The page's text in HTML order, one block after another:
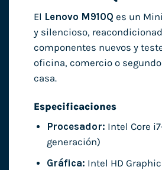
El Lenovo M910Q es un
y silencioso,
componentes nuevos y
oficina, comercio o
casa.
Especificaciones
Procesador: Intel Core
generación)
Gráfica: Intel HD